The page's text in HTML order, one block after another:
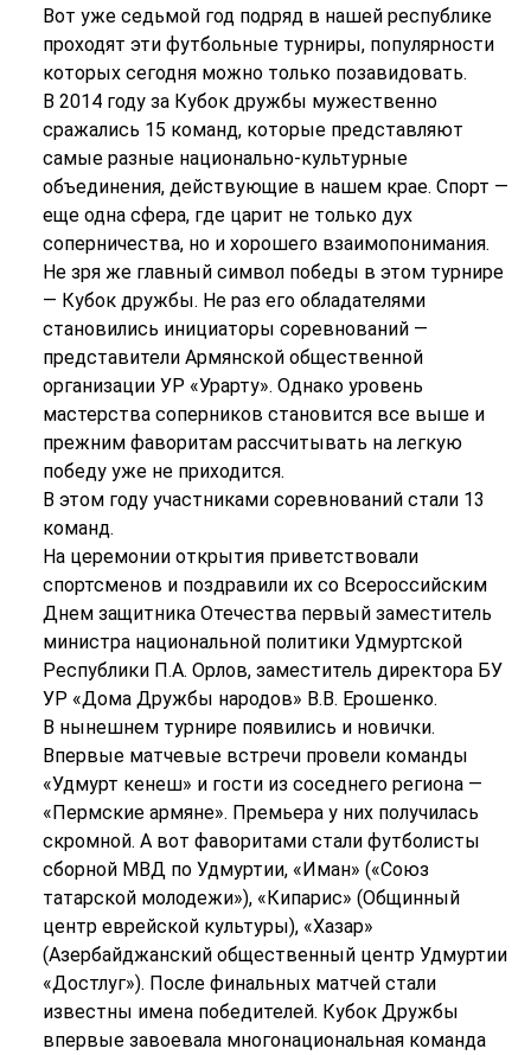
Вот уже седьмой год подряд в нашей республике
проходят эти футбольные турниры, популярности
которых сегодня можно только позавидовать.
В 2014 году за Кубок дружбы мужественно
сражались 15 команд, которые представляют
самые разные национально-культурные
объединения, действующие в нашем крае. Спорт —
еще одна сфера, где царит не только дух
соперничества, но и хорошего взаимопонимания.
Не зря же главный символ победы в этом турнире
— Кубок дружбы. Не раз его обладателями
становились инициаторы соревнований —
представители Армянской общественной
организации УР «Урарту». Однако уровень
мастерства соперников становится все выше и
прежним фаворитам рассчитывать на легкую
победу уже не приходится.
В этом году участниками соревнований стали 13
команд.
На церемонии открытия приветствовали
спортсменов и поздравили их со Всероссийским
Днем защитника Отечества первый заместитель
министра национальной политики Удмуртской
Республики П.А. Орлов, заместитель директора БУ
УР «Дома Дружбы народов» В.В. Ерошенко.
В нынешнем турнире появились и новички.
Впервые матчевые встречи провели команды
«Удмурт кенеш» и гости из соседнего региона —
«Пермские армяне». Премьера у них получилась
скромной. А вот фаворитами стали футболисты
сборной МВД по Удмуртии, «Иман» («Союз
татарской молодежи»), «Кипарис» (Общинный
центр еврейской культуры), «Хазар»
(Азербайджанский общественный центр Удмуртии
«Достлуг»). После финальных матчей стали
известны имена победителей. Кубок Дружбы
впервые завоевала многонациональная команда